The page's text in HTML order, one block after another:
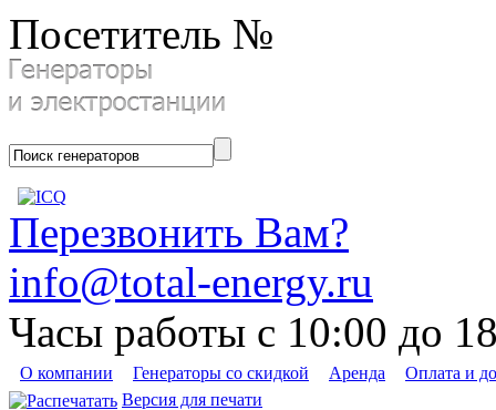
Посетитель №
Перезвонить Вам?
info@total-energy.ru
Часы работы с 10:00 до
О компании Генераторы со скидкой Аренда
Оплата и
Версия для печати